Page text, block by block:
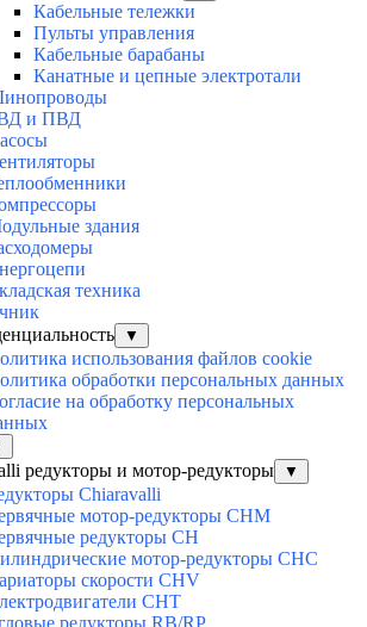
Кабельные тележки
Пульты управления
Кабельные барабаны
Канатные и цепные электротали
и ПВД
здания
техника
▼
использования файлов cookie
обработки персональных данных
на обработку персональных
редукторы и мотор-редукторы ▼
Chiaravalli
мотор-редукторы CHM
редукторы CH
мотор-редукторы CHC
скорости CHV
CHT